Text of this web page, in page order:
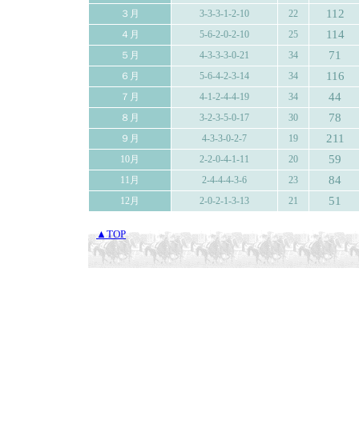
３月 3-3-3-1-2-10 22 112
４月 5-6-2-0-2-10 25 114
５月 4-3-3-3-0-21 34 71
６月 5-6-4-2-3-14 34 116
７月 4-1-2-4-4-19 34 44
８月 3-2-3-5-0-17 30 78
９月 4-3-3-0-2-7 19 211
10月 2-2-0-4-1-11 20 59
11月 2-4-4-4-3-6 23 84
12月 2-0-2-1-3-13 21 51
▲TOP